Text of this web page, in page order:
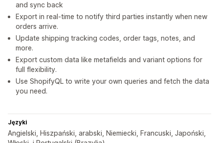
and sync back
Export in real-time to notify third parties instantly when new
orders arrive.
Update shipping tracking codes, order tags, notes, and
more.
Export custom data like metafields and variant options for
full flexibility.
Use ShopifyQL to write your own queries and fetch the data
you need.
Języki
Angielski, Hiszpański, arabski, Niemiecki, Francuski, Japoński,